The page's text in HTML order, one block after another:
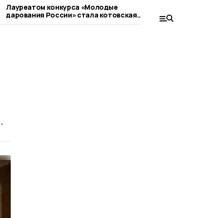
Лауреатом конкурса «Молодые
дарования России» стала котовская
школьница
котовские